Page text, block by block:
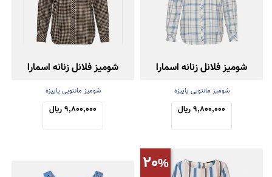
شومیز فلانل زنانه اسمارا
شومیز مانتویی پاییزه
9,800,000 ریال
شومیز فلانل زنانه اسمارا
شومیز مانتویی پاییزه
9,800,000 ریال
20